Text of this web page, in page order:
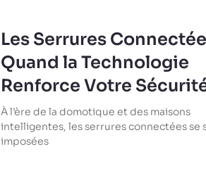
Les Serrures
Quand la Technologie
Renforce Votre
À l’ère de la domotique et des maisons
intelligentes, les serrures connectées se
imposées